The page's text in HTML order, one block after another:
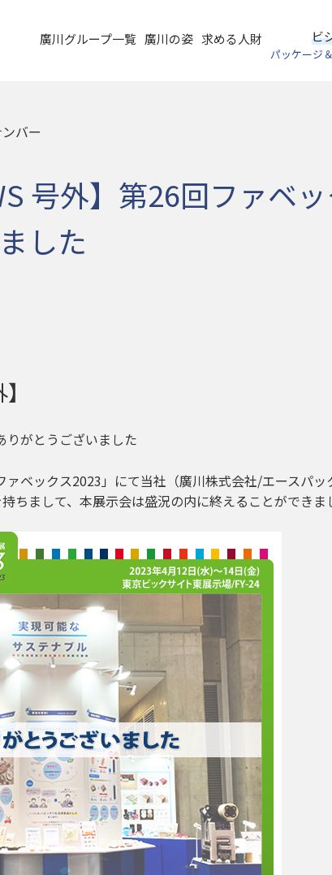
廣川グループ一覧 廣川の姿 求める人財 ビ
パッケージ
バー
号外】第26回ファベ
した
りがとうございました
ベックス2023」にて当社（廣川株式会社/エースパ
ちまして、本展示会は盛況の内に終えることができま